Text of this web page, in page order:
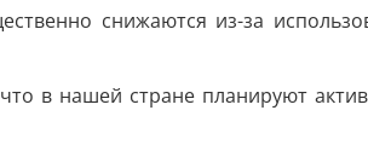
снижаются из-за
в нашей стране планируют